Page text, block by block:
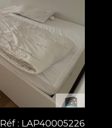
Réf : LAP40005226